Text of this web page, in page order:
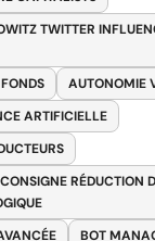
TWITTER
AUTONOMIE
ARTIFICIELLE
RÉDUCTION
BOT